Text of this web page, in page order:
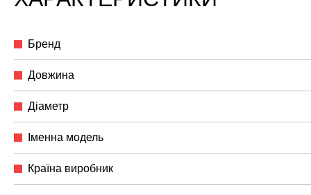
Бренд
Довжина
Діаметр
Іменна модель
Країна виробник